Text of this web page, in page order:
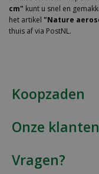
cm" kunt u snel en
het artikel "Nature
thuis af via PostNL.
Koopzaden
Onze
Vragen?